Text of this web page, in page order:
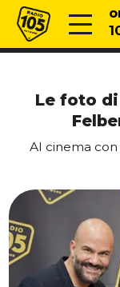
Vai al contenuto
Radio 105
Le foto di
Al cinema con